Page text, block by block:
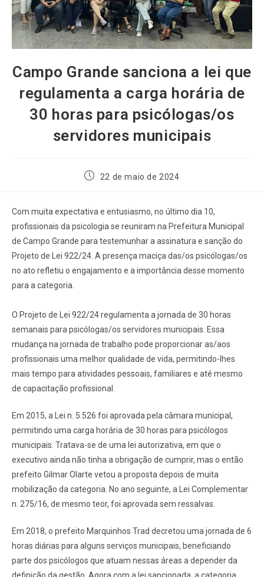
Campo Grande sanciona a lei que
regulamenta a carga horária de
30 horas para psicólogas/os
servidores municipais
22 de maio de 2024
Com muita expectativa e entusiasmo, no último dia 10,
profissionais da psicologia se reuniram na Prefeitura Municipal
de Campo Grande para testemunhar a assinatura e sanção do
Projeto de Lei 922/24. A presença maciça das/os psicólogas/os
no ato refletiu o engajamento e a importância desse momento
para a categoria.
O Projeto de Lei 922/24 regulamenta a jornada de 30 horas
semanais para psicólogas/os servidores municipais. Essa
mudança na jornada de trabalho pode proporcionar as/aos
profissionais uma melhor qualidade de vida, permitindo-lhes
mais tempo para atividades pessoais, familiares e até mesmo
de capacitação profissional.
Em 2015, a Lei n. 5.526 foi aprovada pela câmara municipal,
permitindo uma carga horária de 30 horas para psicólogos
municipais. Tratava-se de uma lei autorizativa, em que o
executivo ainda não tinha a obrigação de cumprir, mas o então
prefeito Gilmar Olarte vetou a proposta depois de muita
mobilização da categoria. No ano seguinte, a Lei Complementar
n. 275/16, de mesmo teor, foi aprovada sem ressalvas.
Em 2018, o prefeito Marquinhos Trad decretou uma jornada de 6
horas diárias para alguns serviços municipais, beneficiando
parte dos psicólogos que atuam nessas áreas a depender da